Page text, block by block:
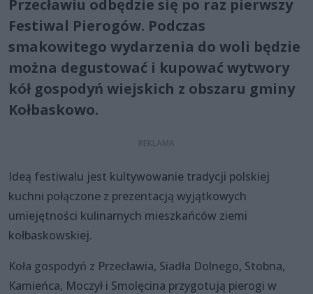
Przecławiu odbędzie się po raz pierwszy
Festiwal Pierogów. Podczas
smakowitego wydarzenia do woli będzie
można degustować i kupować wytwory
kół gospodyń wiejskich z obszaru gminy
Kołbaskowo.
Ideą festiwalu jest kultywowanie tradycji polskiej
kuchni połączone z prezentacją wyjątkowych
umiejętności kulinarnych mieszkańców ziemi
kołbaskowskiej.
Koła gospodyń z Przecławia, Siadła Dolnego, Stobna,
Kamieńca, Moczył i Smolęcina przygotują pierogi w